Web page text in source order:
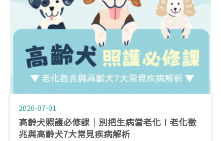
2026-07-01
高齡犬照護必修課｜別把生病當老化！老化徵
兆與高齡犬7大常見疾病解析